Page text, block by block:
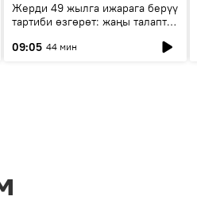
Жерди 49 жылга ижарага берүү
тартиби өзгөрөт: жаңы талаптар
09:05 44 мин